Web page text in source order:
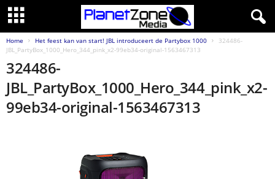
Home Het feest kan van start! JBL introduceert de Partybox 1000
324486-
JBL_PartyBox_1000_Hero_344_pink_x2-99eb34-original-1563467313
324486-
JBL_PartyBox_1000_Hero_344_pink_x2-
99eb34-original-1563467313